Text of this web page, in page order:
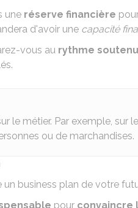
une réserve financière
d'avoir une capacité
vous au rythme
le métier. Par exemple, sur
ou de marchandises.
un business plan de votre
pour convaincre